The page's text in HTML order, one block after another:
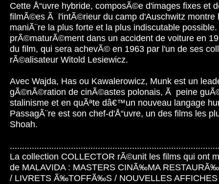
Cette Å“uvre hybride, composÃ©e d'images fixes et
filmÃ©es Ã l'intÃ©rieur du camp d'Auschwitz montre
maniÃ¨re la plus forte et la plus indiscutable
prÃ©maturÃ©ment dans un accident de voiture en
du film, qui sera achevÃ© en 1963 par l'un de ses
rÃ©alisateur Witold Lesiewicz.
Avec Wajda, Has ou Kawalerowicz, Munk est un
gÃ©nÃ©ration de cinÃ©astes polonais, Ã peine
stalinisme et en quÃªte dâ€™un nouveau langage
PassagÃ¨re est son chef-d'Å“uvre, un des films les
Shoah.
La collection COLLECTOR rÃ©unit les films qui ont
de MALAVIDA : MASTERS CINÃ‰MA
/ LIVRETS Ã‰TOFFÃ‰S / NOUVELLES